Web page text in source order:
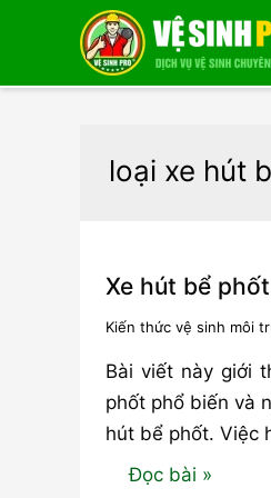
loại xe hút
Xe hút bể
Kiến thức vệ sinh môi
Bài viết này giới
phốt phổ biến và
hút bể phốt. Việc
Xe
Đọc bài »